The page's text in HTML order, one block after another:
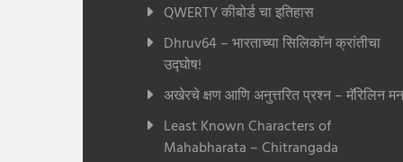
QWERTY कीबोर्ड चा इतिहास
Dhruv64 – भारताच्या सिलिकॉन क्रांतीचा
उद्घोष!
अखेरचे क्षण आणि अनुत्तरित प्रश्न – मॅरिलिन
Least Known Characters of
Mahabharata – Chitrangada